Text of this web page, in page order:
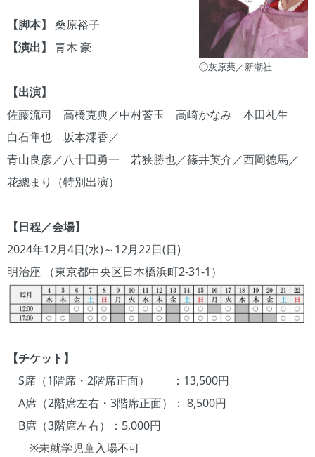
Ⓒ灰原薬／新潮社
【脚本】
桑原裕子
【演出】
青木 豪
【出演】
佐藤流司 高橋克典／中村莟玉 高崎かなみ 本田礼生
白石隼也 坂本澪香／
青山良彦／八十田勇一 若狭勝也／篠井英介／西岡德馬／
花總まり（特別出演）
【日程／会場】
2024年12月4日(水)～12月22日(日)
明治座 （東京都中央区日本橋浜町2-31-1）
【チケット】
S席（1階席・2階席正面） ：13,500円
A席（2階席左右・3階席正面）： 8,500円
B席（3階席左右）：5,000円
※未就学児童入場不可